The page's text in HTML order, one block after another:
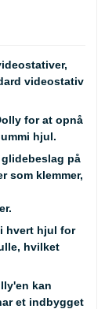
videostativ
for at opnå
hjul.
på
som klemmer,
hvert hjul for
hvilket
kan
et indbygget